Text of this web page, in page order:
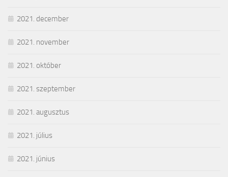
2021. december
2021. november
2021. október
2021. szeptember
2021. augusztus
2021. július
2021. június